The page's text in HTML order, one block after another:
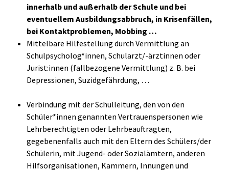
innerhalb und außerhalb der Schule und bei
eventuellem Ausbildungsabbruch, in Krisenfällen,
bei Kontaktproblemen, Mobbing …
Mittelbare Hilfestellung durch Vermittlung an
Schulpsycholog*innen, Schularzt/-ärztinnen oder
Jurist:innen (fallbezogene Vermittlung) z. B. bei
Depressionen, Suzidgefährdung, …
Verbindung mit der Schulleitung, den von den
Schüler*innen genannten Vertrauenspersonen wie
Lehrberechtigten oder Lehrbeauftragten,
gegebenenfalls auch mit den Eltern des Schülers/der
Schülerin, mit Jugend- oder Sozialämtern, anderen
Hilfsorganisationen, Kammern, Innungen und